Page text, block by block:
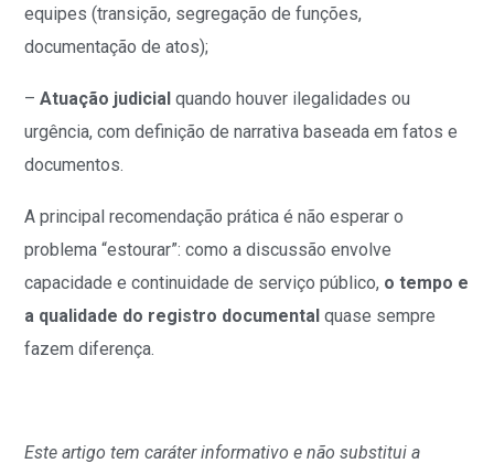
equipes (transição, segregação de funções,
documentação de atos);
–Atuação judicial quando houver ilegalidades ou
urgência, com definição de narrativa baseada em fatos e
documentos.
A principal recomendação prática é não esperar o
problema “estourar”: como a discussão envolve
capacidade e continuidade de serviço público, o tempo e
a qualidade do registro documental quase sempre
fazem diferença.
Este artigo tem caráter informativo e não substitui a